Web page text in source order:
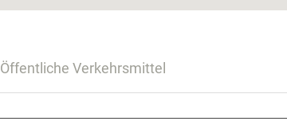
Öffentliche Verkehrsmittel